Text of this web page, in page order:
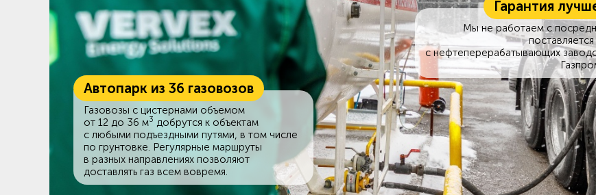
Гарантия
Мы не работаем с
с нефтеперерабатывающих
Автопарк из 36 газовозов
Газовозы с цистернами объемом
от 12 до 36 м3 добрутся к объектам
c любыми подъездными путями, в том числе
по грунтовке. Регулярные маршруты
в разных направлениях позволяют
доставлять газ всем вовремя.